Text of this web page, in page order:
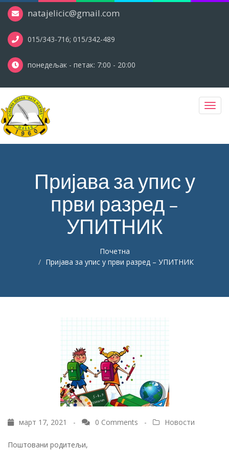
natajelicic@gmail.com
015/343-716; 015/342-489
понедељак - петак: 7:00 - 20:00
Пријава за упис у
први разред –
УПИТНИК
Почетна
Пријава за упис у први разред – УПИТНИК
март 17, 2021 - 0 Comments - Новости
Поштовани родитељи,